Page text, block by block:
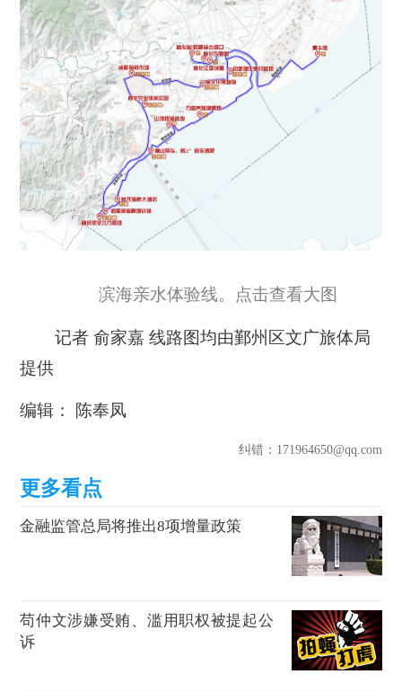
滨海亲水体验线。点击查看大图
记者 俞家嘉 线路图均由鄞州区文广旅体局
提供
编辑： 陈奉凤
纠错：171964650@qq.com
金融监管总局将推出8项增量政策
苟仲文涉嫌受贿、滥用职权被提起公
诉